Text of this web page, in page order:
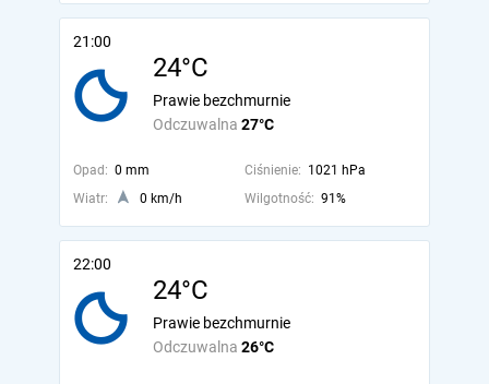
21:00
24°C
Odczuwalna 27°C
Prawie bezchmurnie
Opad: 0 mm Ciśnienie: 1021 hPa
Wiatr:
0 km/h Wilgotność: 91%
22:00
24°C
Odczuwalna 26°C
Prawie bezchmurnie